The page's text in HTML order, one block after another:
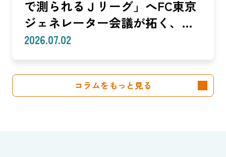
で測られるＪリーグ」へFC東京
ジェネレーター会議が拓く、
「社会価値」を投資言語に変え
話」を「説明できる成果」に。
クラブは「社会実装」のハブへ
2026.07.02
コラムをもっと見る